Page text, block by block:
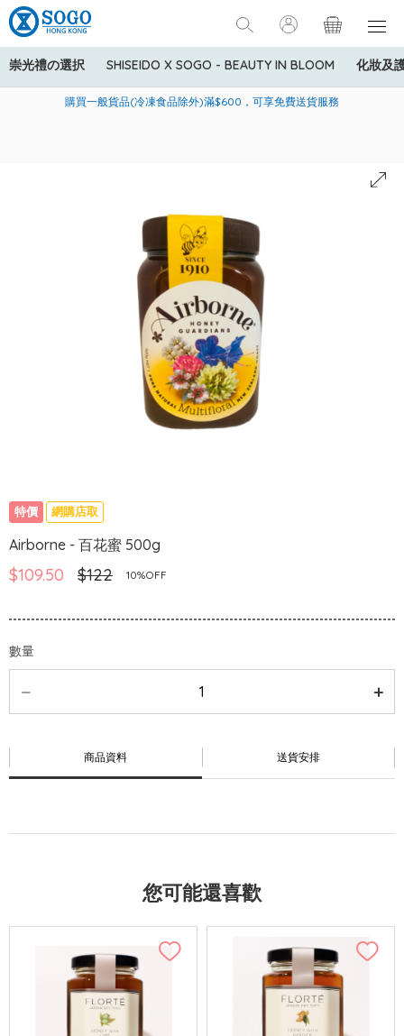
崇光禮の選択 SHISEIDO X SOGO - BEAUTY IN BLOOM 化妝及
美國運通Explorer®信用卡會員購物禮遇：高達5%簽賬回贈！
購買一般貨品(冷凍食品除外)滿$600，可享免費送貨服務
寄送中國內地服務只適用於指定商品，若訂單金額少於HK$600(折
特價 網購店取
Airborne - 百花蜜 500g
$109.50 $122 10%OFF
數量
商品資料 送貨安排
您可能還喜歡